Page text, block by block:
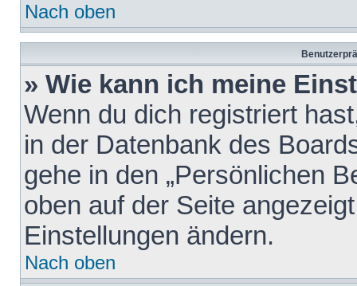
Nach oben
» Wie kann ich meine
Wenn du dich registriert
in der Datenbank des
gehe in den „Persönlichen
oben auf der Seite
Einstellungen ändern.
Nach oben